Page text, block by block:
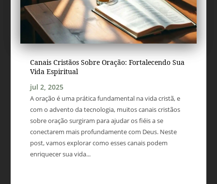
Canais Cristãos Sobre Oração: Fortalecendo Sua
Vida Espiritual
jul 2, 2025
A oração é uma prática fundamental na vida cristã, e
com o advento da tecnologia, muitos canais cristãos
sobre oração surgiram para ajudar os fiéis a se
conectarem mais profundamente com Deus. Neste
post, vamos explorar como esses canais podem
enriquecer sua vida...